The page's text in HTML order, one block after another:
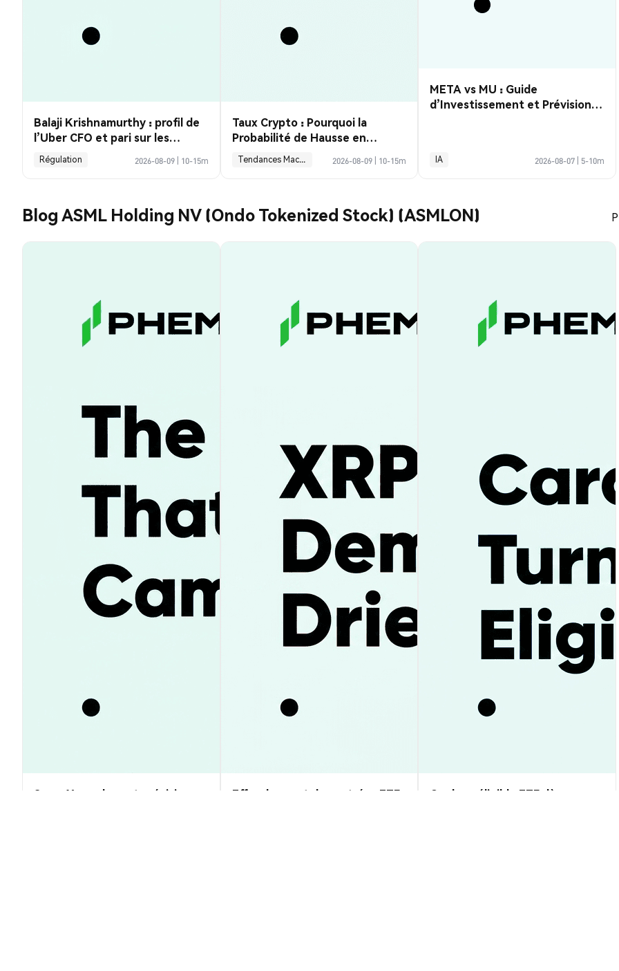
Balaji Krishnamurthy : profil de
l’Uber CFO et pari sur les
robotaxis
Régulation 2026-08-09 10-15m
Taux Crypto : Pourquoi la
Probabilité de Hausse en
Septembre Chute Après la
Baisse des Emplois de Juillet ?
Tendances Macroéconomiques 2026-08-09 10-15m
META vs MU : Guide
d’Investissement et Prévisions
IA 2026-08-07 5-10m
Blog ASML Holding NV (Ondo Tokenized Stock) (ASMLON)
SpaceX : analyse et prévisions
Effondrement des entrées ETF
Cardano éligible ETF dès